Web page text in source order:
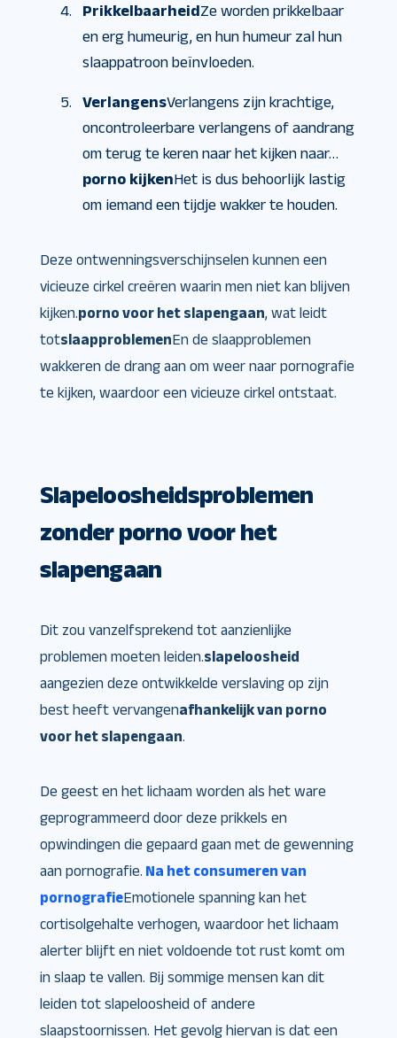
PrikkelbaarheidZe worden prikkelbaar
en erg humeurig, en hun humeur zal hun
slaappatroon beïnvloeden.
VerlangensVerlangens zijn krachtige,
oncontroleerbare verlangens of aandrang
om terug te keren naar het kijken naar…
porno kijkenHet is dus behoorlijk lastig
om iemand een tijdje wakker te houden.
Deze ontwenningsverschijnselen kunnen een
vicieuze cirkel creëren waarin men niet kan blijven
kijken.porno voor het slapengaan, wat leidt
totslaapproblemenEn de slaapproblemen
wakkeren de drang aan om weer naar pornografie
te kijken, waardoor een vicieuze cirkel ontstaat.
Slapeloosheidsproblemen
zonder porno voor het
slapengaan
Dit zou vanzelfsprekend tot aanzienlijke
problemen moeten leiden.slapeloosheid
aangezien deze ontwikkelde verslaving op zijn
best heeft vervangenafhankelijk van porno
voor het slapengaan.
De geest en het lichaam worden als het ware
geprogrammeerd door deze prikkels en
opwindingen die gepaard gaan met de gewenning
aan pornografie. Na het consumeren van
pornografieEmotionele spanning kan het
cortisolgehalte verhogen, waardoor het lichaam
alerter blijft en niet voldoende tot rust komt om
in slaap te vallen. Bij sommige mensen kan dit
leiden tot slapeloosheid of andere
slaapstoornissen. Het gevolg hiervan is dat een